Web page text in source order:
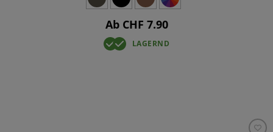
Ab CHF 7.90
LAGERND